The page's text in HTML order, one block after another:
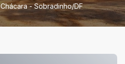
Chácara - Sobradinho/DF